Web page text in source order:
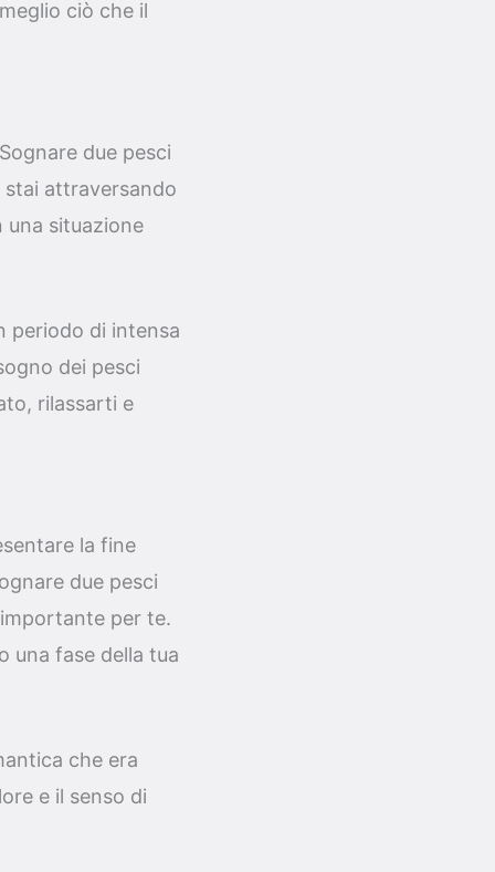
ciò che il
due pesci
attraversando
situazione
periodo di intensa
dei pesci
rilassarti e
la fine
due pesci
per te.
una fase della tua
che era
e il senso di